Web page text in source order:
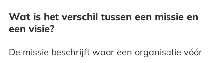
Wat is het verschil tussen een missie en
een visie?
De missie beschrijft waar een organisatie vóór